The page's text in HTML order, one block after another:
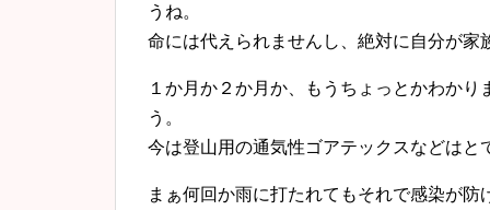
うね。
命には代えられませんし、絶対に自分が家
１か月か２か月か、もうちょっとかわか
う。
今は登山用の通気性ゴアテックスなどはと
まぁ何回か雨に打たれてもそれで感染が